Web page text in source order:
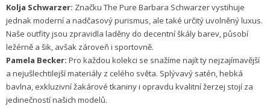
Kolja Schwarzer: Značku The Pure Barbara Schwarzer vystihuje
jednak moderní a nadčasový purismus, ale také určitý uvolněný luxus.
Naše outfity jsou zpravidla laděny do decentní škály barev, působí
ležérně a šik, avšak zároveň i sportovně.
Pamela Becker: Pro každou kolekci se snažíme najít ty nejzajímavější
a nejušlechtilejší materiály z celého světa. Splývavý satén, hebká
bavlna, exkluzivní žakárové tkaniny i opravdu kvalitní žerzej stojí za
jedinečností našich modelů.